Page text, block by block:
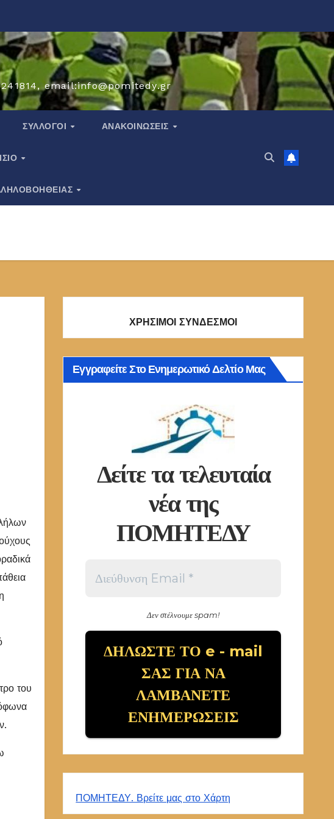
email:info@pomitedy.gr
ΣΎΛΛΟΓΟΙ ΑΝΑΚΟΙΝΏΣΕΙΣ
του
ΧΡΗΣΙΜΟΙ ΣΥΝΔΕΣΜΟΙ
Εγγραφείτε Στο Ενημερωτικό Δελτίο Μας
Δείτε τα τελευταία
νέα της
ΠΟΜΗΤΕΔΥ
Δεν στέλνουμε spam!
ΠΟΜΗΤΕΔΥ. Βρείτε μας στο Χάρτη